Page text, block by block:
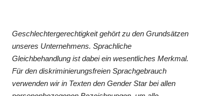
Geschlechtergerechtigkeit gehört zu den Grundsätzen
unseres Unternehmens. Sprachliche
Gleichbehandlung ist dabei ein wesentliches Merkmal.
Für den diskriminierungsfreien Sprachgebrauch
verwenden wir in Texten den Gender Star bei allen